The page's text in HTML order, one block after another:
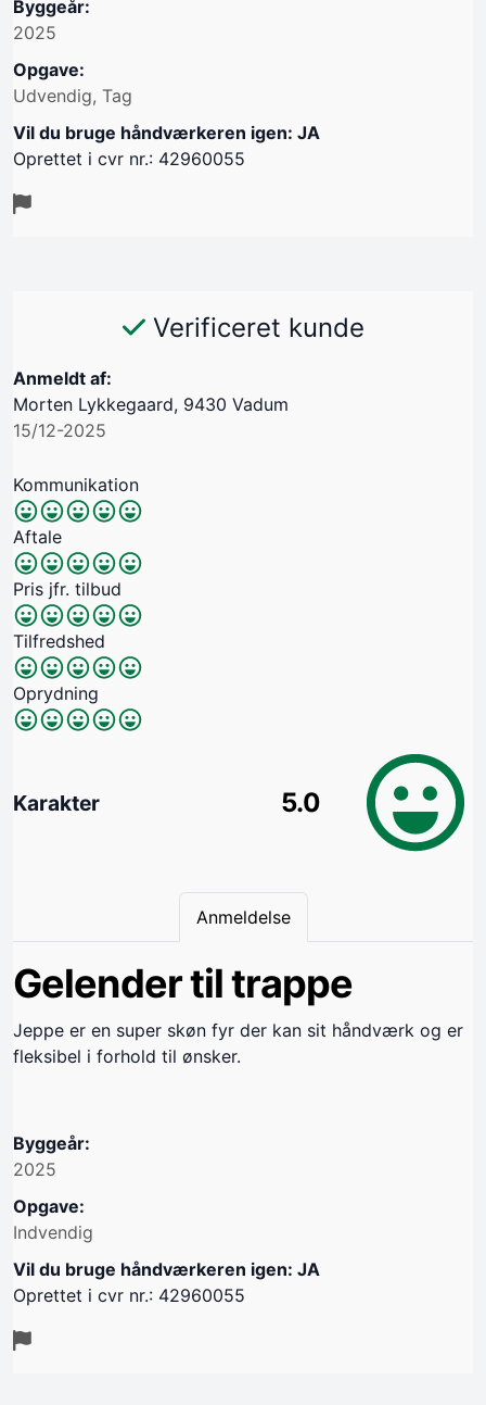
Byggeår:
2025
Opgave:
Udvendig, Tag
Vil du bruge håndværkeren igen: JA
Oprettet i cvr nr.: 42960055
Verificeret kunde
Anmeldt af:
Morten Lykkegaard, 9430 Vadum
15/12-2025
Kommunikation
Aftale
Pris jfr. tilbud
Tilfredshed
Oprydning
Karakter 5.0
Anmeldelse
Gelender til trappe
Jeppe er en super skøn fyr der kan sit håndværk og er
fleksibel i forhold til ønsker.
Byggeår:
2025
Opgave:
Indvendig
Vil du bruge håndværkeren igen: JA
Oprettet i cvr nr.: 42960055